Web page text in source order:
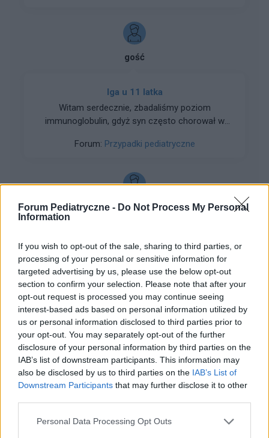
Forum Pediatryczne - Do Not Process My Personal
Information
If you wish to opt-out of the sale, sharing to third parties, or
processing of your personal or sensitive information for
targeted advertising by us, please use the below opt-out
section to confirm your selection. Please note that after your
opt-out request is processed you may continue seeing
interest-based ads based on personal information utilized by
us or personal information disclosed to third parties prior to
your opt-out. You may separately opt-out of the further
disclosure of your personal information by third parties on the
IAB’s list of downstream participants. This information may
also be disclosed by us to third parties on the IAB’s List of
Downstream Participants that may further disclose it to other
Personal Data Processing Opt Outs
gość
Iga u 11 latka
Witam serdecznie, zbadaliśmy poziom
immunoglobulin, gdyż syn często chorował w
poziom 0,01, a teraz odebrałam wynik
Forum: Przypadki pediatryczne
gość
Kinaza kreatynowa, CK, izoenzym MB.
Witam, w maju ubiegłego roku gdy córka miała 3
miesiące trafiłyśmy do szpitala z zapaleniem
płuc, w badaniach krwi podwyższone Alat, Aspat
do kontroli w poradni. Pediatra w sierpniu zleciła
zbadanie CK przez utrzymujące się enzymy
wątrobowe, CK wyszło ponad normę. Od
sierpnia tamtego roku kinaza urosła do 400 -
480, CKMb - 40.3, Alat, Aspat w normie. Córka
przebadana przez dwóch kardiologów,
neurologa, za tydzień kolejny neurolog, pediatra
rozkłada ręce.. internet przeszukany. Czy któryś
rodzic spotkał się z takimi wynikami u dziecka i
ostatecznie lekarze postawili diagnozę?
Forum:Przypadki pediatryczne
gość
Ob 74
on 74 szok , nie wiem skąd taka liczba strasznie